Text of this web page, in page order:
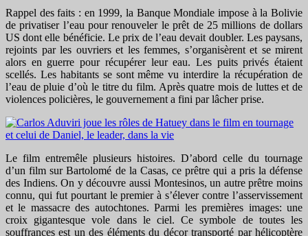
Rappel des faits : en 1999, la Banque Mondiale impose à la Bolivie
de privatiser l’eau pour renouveler le prêt de 25 millions de dollars
US dont elle bénéficie. Le prix de l’eau devait doubler. Les paysans,
rejoints par les ouvriers et les femmes, s’organisèrent et se mirent
alors en guerre pour récupérer leur eau. Les puits privés étaient
scellés. Les habitants se sont même vu interdire la récupération de
l’eau de pluie d’où le titre du film. Après quatre mois de luttes et de
violences policières, le gouvernement a fini par lâcher prise.
Le film entremêle plusieurs histoires. D’abord celle du tournage
d’un film sur Bartolomé de la Casas, ce prêtre qui a pris la défense
des Indiens. On y découvre aussi Montesinos, un autre prêtre moins
connu, qui fut pourtant le premier à s’élever contre l’asservissement
et le massacre des autochtones. Parmi les premières images: une
croix gigantesque vole dans le ciel. Ce symbole de toutes les
souffrances est un des éléments du décor transporté par hélicoptère